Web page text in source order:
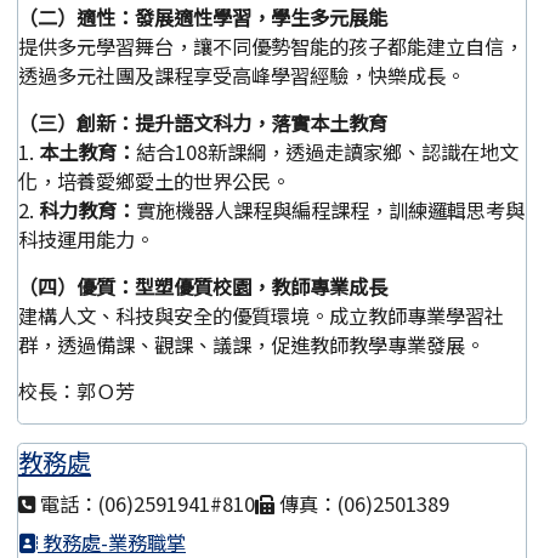
（二）適性：發展適性學習，學生多元展能
提供多元學習舞台，讓不同優勢智能的孩子都能建立自信，
透過多元社團及課程享受高峰學習經驗，快樂成長。
（三）創新：提升語文科力，落實本土教育
1. 本土教育： 結合108新課綱，透過走讀家鄉、認識在地文
化，培養愛鄉愛土的世界公民。
2. 科力教育： 實施機器人課程與編程課程，訓練邏輯思考與
科技運用能力。
（四）優質：型塑優質校園，教師專業成長
建構人文、科技與安全的優質環境。成立教師專業學習社
群，透過備課、觀課、議課，促進教師教學專業發展。
校長：郭Ｏ芳
教務處
電話：(06)2591941#810
傳真：(06)2501389
教務處-業務職掌